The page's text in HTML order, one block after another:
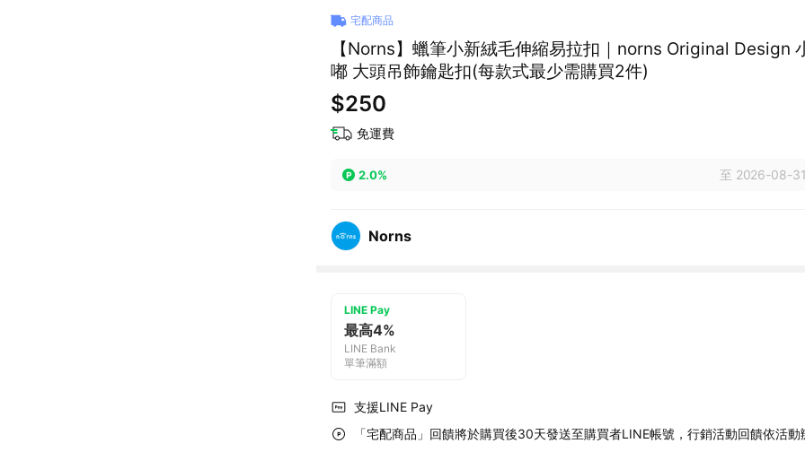
宅配商品
【Norns】蠟筆小新絨毛伸縮易拉扣｜norns Original Design
嘟 大頭吊飾鑰匙扣(每款式最少需購買2件)
$250
免運費
2.0% 至 2026-08-
Norns
LINE Pay
最高4%
LINE Bank
單筆滿額
支援LINE Pay
「宅配商品」回饋將於購買後30天發送至購買者LINE帳號，行銷活動回饋依活動